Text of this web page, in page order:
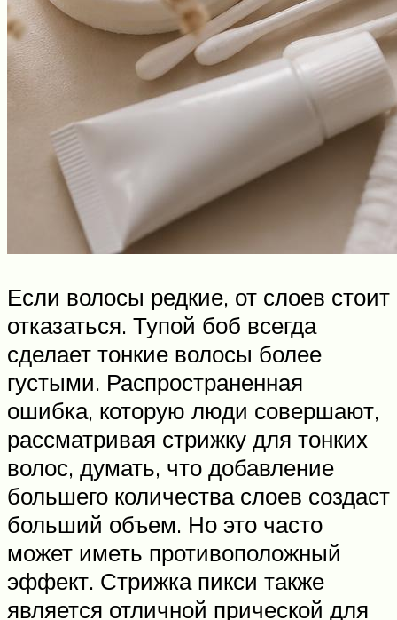
Если волосы редкие, от слоев стоит
отказаться. Тупой боб всегда
сделает тонкие волосы более
густыми. Распространенная
ошибка, которую люди совершают,
рассматривая стрижку для тонких
волос, думать, что добавление
большего количества слоев создаст
больший объем. Но это часто
может иметь противоположный
эффект. Стрижка пикси также
является отличной прической для